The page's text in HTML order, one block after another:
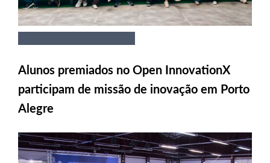
Alunos premiados no Open InnovationX
participam de missão de inovação em Porto
Alegre